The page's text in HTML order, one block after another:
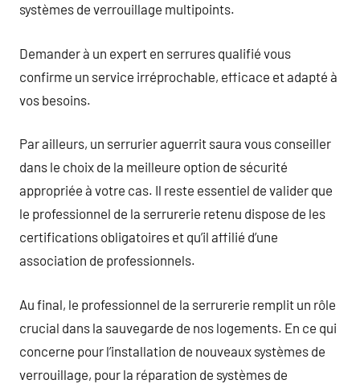
systèmes de verrouillage multipoints.
Demander à un expert en serrures qualifié vous
confirme un service irréprochable, efficace et adapté à
vos besoins.
Par ailleurs, un serrurier aguerrit saura vous conseiller
dans le choix de la meilleure option de sécurité
appropriée à votre cas. Il reste essentiel de valider que
le professionnel de la serrurerie retenu dispose de les
certifications obligatoires et qu’il affilié d’une
association de professionnels.
Au final, le professionnel de la serrurerie remplit un rôle
crucial dans la sauvegarde de nos logements. En ce qui
concerne pour l’installation de nouveaux systèmes de
verrouillage, pour la réparation de systèmes de